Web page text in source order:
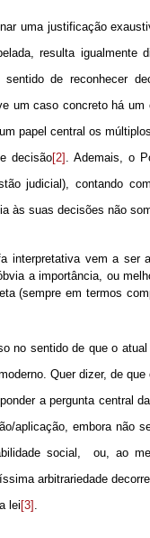
uma justificação
resulta
de reconhecer
um caso concreto há
papel central os
decisão[2] . Ademais, o
judicial), contando
às suas decisões não
interpretativa vem a ser
a importância, ou
(sempre em termos
no sentido de que o
Quer dizer, de
a pergunta central
aplicação, embora não
social,
ou, ao
arbitrariedade
lei[3]